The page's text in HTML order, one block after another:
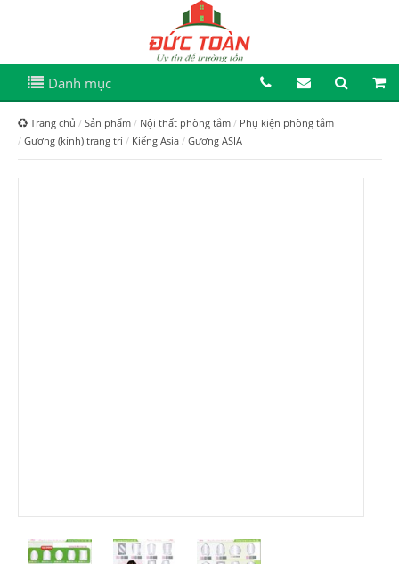
Danh mục
Trang chủ Sản phẩm Nội thất phòng tắm
Phụ kiện phòng tắm
Gương (kính) trang trí
Kiếng Asia Gương ASIA